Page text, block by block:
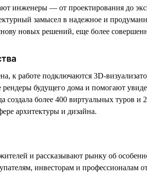
инженеры — от проектирования до
замысел в надежное и
новых решений, еще более
к работе подключаются 3D-
будущего дома и помогают
создала более 400 виртуальных туров и
архитектуры и дизайна.
и рассказывают рынку об
инвесторам и профессионалам